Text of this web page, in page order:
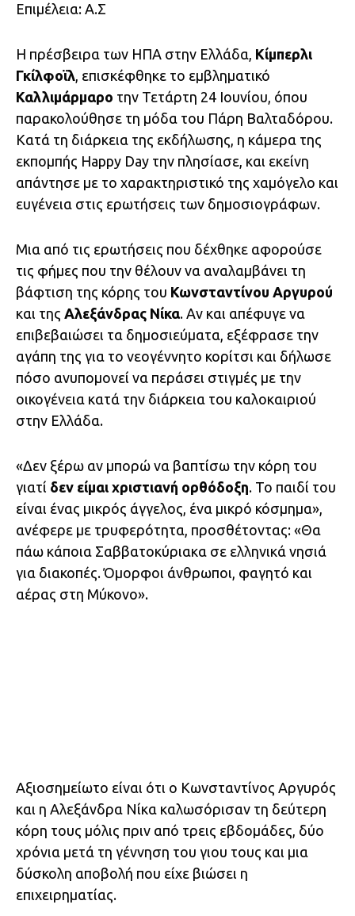
Επιμέλεια: Α.Σ
Η πρέσβειρα των ΗΠΑ στην Ελλάδα, Κίμπερλι
Γκίλφοϊλ, επισκέφθηκε το εμβληματικό
Καλλιμάρμαρο την Τετάρτη 24 Ιουνίου, όπου
παρακολούθησε τη μόδα του Πάρη Βαλταδόρου.
Κατά τη διάρκεια της εκδήλωσης, η κάμερα της
εκπομπής Happy Day την πλησίασε, και εκείνη
απάντησε με το χαρακτηριστικό της χαμόγελο και
ευγένεια στις ερωτήσεις των δημοσιογράφων.
Μια από τις ερωτήσεις που δέχθηκε αφορούσε
τις φήμες που την θέλουν να αναλαμβάνει τη
βάφτιση της κόρης του Κωνσταντίνου Αργυρού
και της Αλεξάνδρας Νίκα. Αν και απέφυγε να
επιβεβαιώσει τα δημοσιεύματα, εξέφρασε την
αγάπη της για το νεογέννητο κορίτσι και δήλωσε
πόσο ανυπομονεί να περάσει στιγμές με την
οικογένεια κατά την διάρκεια του καλοκαιριού
στην Ελλάδα.
«Δεν ξέρω αν μπορώ να βαπτίσω την κόρη του
γιατί δεν είμαι χριστιανή ορθόδοξη. Το παιδί του
είναι ένας μικρός άγγελος, ένα μικρό κόσμημα»,
ανέφερε με τρυφερότητα, προσθέτοντας: «Θα
πάω κάποια Σαββατοκύριακα σε ελληνικά νησιά
για διακοπές. Όμορφοι άνθρωποι, φαγητό και
αέρας στη Μύκονο».
Αξιοσημείωτο είναι ότι ο Κωνσταντίνος Αργυρός
και η Αλεξάνδρα Νίκα καλωσόρισαν τη δεύτερη
κόρη τους μόλις πριν από τρεις εβδομάδες, δύο
χρόνια μετά τη γέννηση του γιου τους και μια
δύσκολη αποβολή που είχε βιώσει η
επιχειρηματίας.